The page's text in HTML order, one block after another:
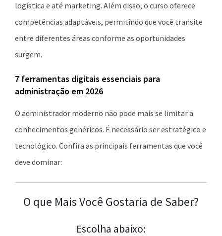
logística e até marketing. Além disso, o curso oferece
competências adaptáveis, permitindo que você transite
entre diferentes áreas conforme as oportunidades
surgem.
7 ferramentas digitais essenciais para
administração em 2026
O administrador moderno não pode mais se limitar a
conhecimentos genéricos. É necessário ser estratégico e
tecnológico. Confira as principais ferramentas que você
deve dominar:
O que Mais Você Gostaria de Saber?
Escolha abaixo: